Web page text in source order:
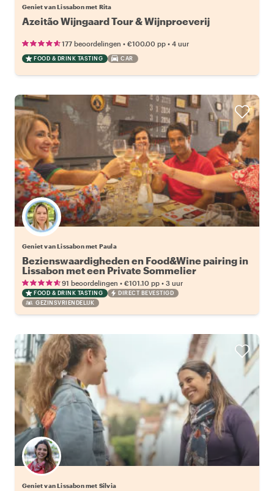
Geniet van Lissabon met Rita
Azeitão Wijngaard Tour & Wijnproeverij
177 beoordelingen • €100.00 pp • 4 uur
FOOD & DRINK TASTING CAR
Geniet van Lissabon met Paula
Bezienswaardigheden en Food&Wine pairing in
Lissabon met een Private Sommelier
91 beoordelingen • €101.10 pp • 3 uur
FOOD & DRINK TASTING
DIRECT BEVESTIGD
GEZINSVRIENDELIJK
Geniet van Lissabon met Silvia